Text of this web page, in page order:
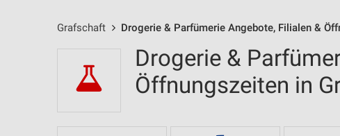
Grafschaft Drogerie & Parfümerie Angebote, Filialen &
Drogerie &
Öffnungszeiten in